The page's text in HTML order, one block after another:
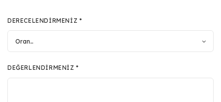
DERECELENDIRMENIZ *
DEĞERLENDIRMENIZ*